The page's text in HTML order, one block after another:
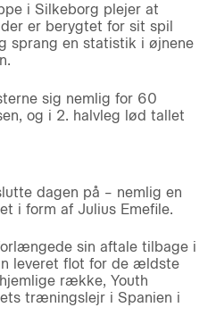
i Silkeborg plejer at
er berygtet for sit spil
sprang en statistik i øjnene
sig nemlig for 60
og i 2. halvleg lød tallet
dagen på – nemlig en
i form af Julius Emefile.
sin aftale tilbage i
leveret flot for de ældste
række, Youth
træningslejr i Spanien i